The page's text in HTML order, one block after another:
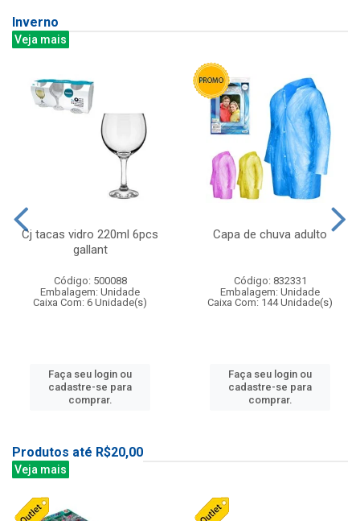
Inverno
Veja mais
Cj tacas vidro 220ml 6pcs
gallant
Código: 500088
Embalagem: Unidade
Caixa Com: 6 Unidade(s)
Faça seu login ou
cadastre-se para
comprar.
Capa de chuva adulto
Código: 832331
Embalagem: Unidade
Caixa Com: 144 Unidade(s)
Faça seu login ou
cadastre-se para
comprar.
Produtos até R$20,00
Veja mais